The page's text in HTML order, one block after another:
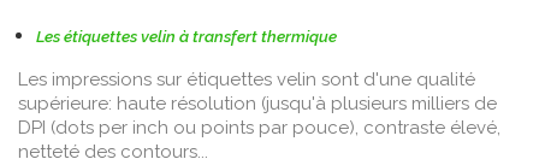
Les étiquettes velin à transfert thermique
Les impressions sur étiquettes velin sont d'une qualité
supérieure: haute résolution (jusqu'à plusieurs milliers de
DPI (dots per inch ou points par pouce), contraste élevé,
netteté des contours...